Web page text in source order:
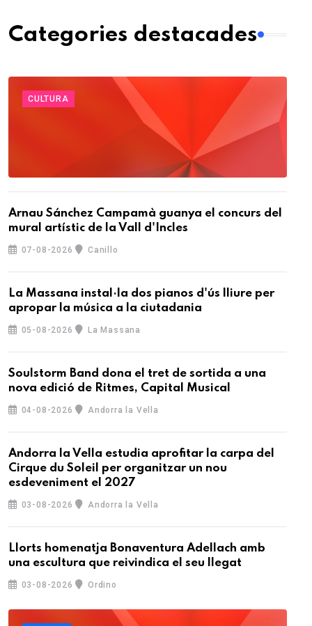
Categories destacades
CULTURA
Arnau Sánchez Campamà guanya el concurs del
mural artístic de la Vall d'Incles
07-08-2026 Canillo
La Massana instal·la dos pianos d'ús lliure per
apropar la música a la ciutadania
05-08-2026 La Massana
Soulstorm Band dona el tret de sortida a una
nova edició de Ritmes, Capital Musical
04-08-2026 Andorra la Vella
Andorra la Vella estudia aprofitar la carpa del
Cirque du Soleil per organitzar un nou
esdeveniment el 2027
03-08-2026 Andorra la Vella
Llorts homenatja Bonaventura Adellach amb
una escultura que reivindica el seu llegat
03-08-2026 Ordino